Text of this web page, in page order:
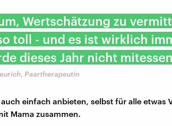
Wertschätzung zu
toll - und es ist wirklich
dieses Jahr nicht
Paartherapeutin
einfach anbieten, selbst für alle etwas
Mama zusammen.